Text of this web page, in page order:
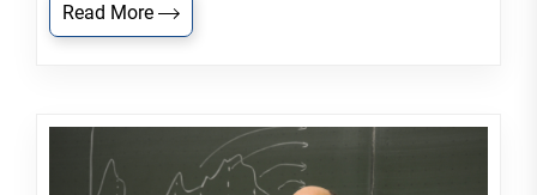
Read More